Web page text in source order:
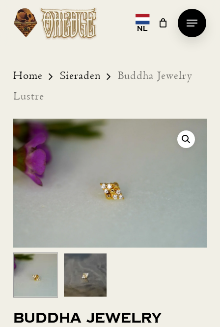
Skip
content
NL
Menu
Home Sieraden
Buddha Jewelry
Lustre
Buddha Jewelry